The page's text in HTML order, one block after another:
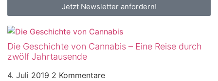
Jetzt Newsletter anfordern!
Die Geschichte von Cannabis – Eine Reise durch
zwölf Jahrtausende
4. Juli 2019 2 Kommentare